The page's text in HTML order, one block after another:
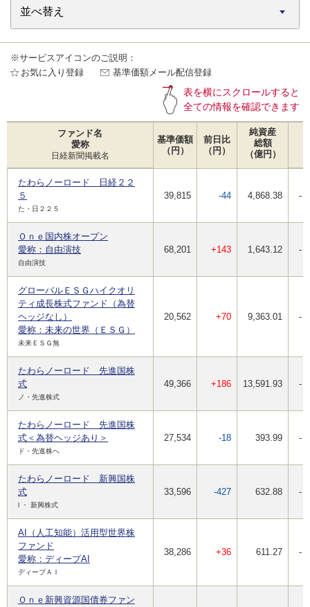
※サービスアイコンのご説明：
お気に入り登録
基準価額メール配信登録
表を横にスクロールすると
全ての情報を確認できます
ファンド名
愛称
日経新聞掲載名
基準価額
（円）
前日比
（円）
純資産
総額
（億円）
たわらノーロード 日経２２
５
た・日２２５
39,815 -44 4,868.38 -
Ｏｎｅ国内株オープン
愛称：自由演技
自由演技
68,201 +143 1,643.12 -
グローバルＥＳＧハイクオリ
ティ成長株式ファンド（為替
ヘッジなし）
愛称：未来の世界（ＥＳＧ）
未来ＥＳＧ無
20,562 +70 9,363.01 -
たわらノーロード 先進国株
式
ノ・先進株式
49,366 +186 13,591.93 -
たわらノーロード 先進国株
式＜為替ヘッジあり＞
ド・先進株へ
27,534 -18 393.99 -
たわらノーロード 新興国株
式
l ・ 新興株式
33,596 -427 632.88 -
AI（人工知能）活用型世界株
ファンド
愛称：ディープAI
ディープＡＩ
38,286 +36 611.27 -
Ｏｎｅ新興資源国債券ファン